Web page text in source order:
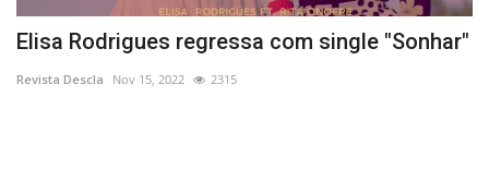
Elisa Rodrigues regressa com single "Sonhar"
Revista Descla Nov 15, 2022 2315